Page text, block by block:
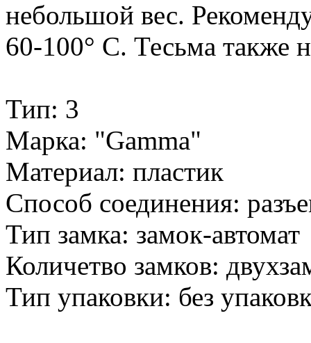
небольшой вес.
60-100° С. Тесьма также
Тип: 3
Марка: "Gamma"
Материал: пластик
Способ соединения:
Тип замка: замок-автомат
Количетво замков:
Тип упаковки: без